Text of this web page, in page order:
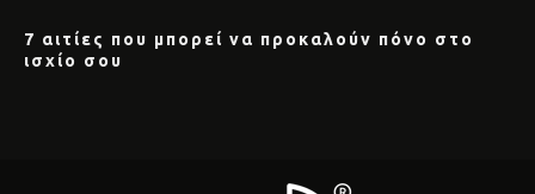
7 αιτίες που μπορεί να προκαλούν πόνο στο
ισχίο σου